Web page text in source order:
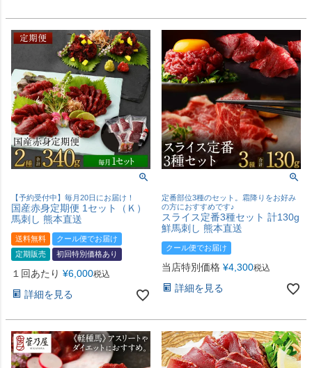
【予約受付中】毎月20日にお届け！
国産赤身定期便 1セット（Ｋ）
馬刺し 熊本直送
送料無料
クール便でお届け
定期販売
初回特別価格あり
１回あたり ¥6,000税込
詳細を見る
定番部位3種のセット。霜降りをお好み
の方におすすめです♪
スライス定番3種セット 計130g
鮮馬刺し 熊本直送
クール便でお届け
当店特別価格 ¥4,300税込
詳細を見る